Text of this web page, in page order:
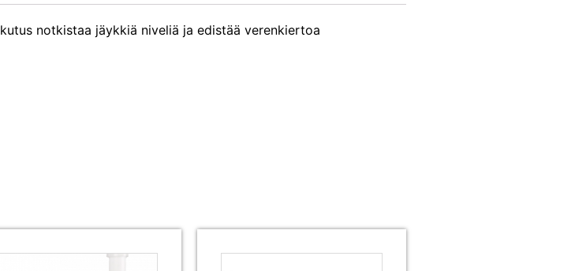
notkistaa jäykkiä niveliä ja edistää verenkiertoa